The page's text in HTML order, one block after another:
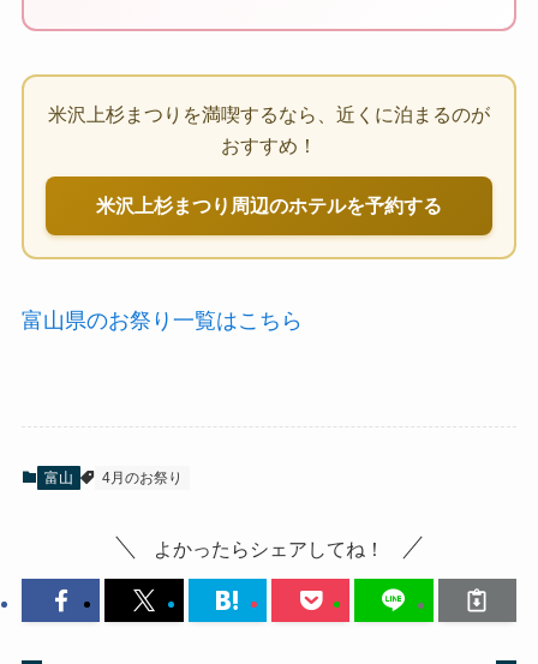
米沢上杉まつりを満喫するなら、近くに泊まるのが
おすすめ！
米沢上杉まつり周辺のホテルを予約する
富山県のお祭り一覧はこちら
富山 4月のお祭り
よかったらシェアしてね！